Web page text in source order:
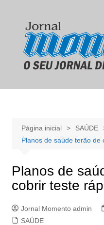
conteúdo
Página inicial
SAÚDE
Planos de saúde terão
Planos de
cobrir teste
Jornal Momento admin
SAÚDE